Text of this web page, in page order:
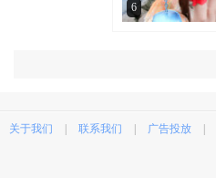
6
关于我们 联系我们 广告投放